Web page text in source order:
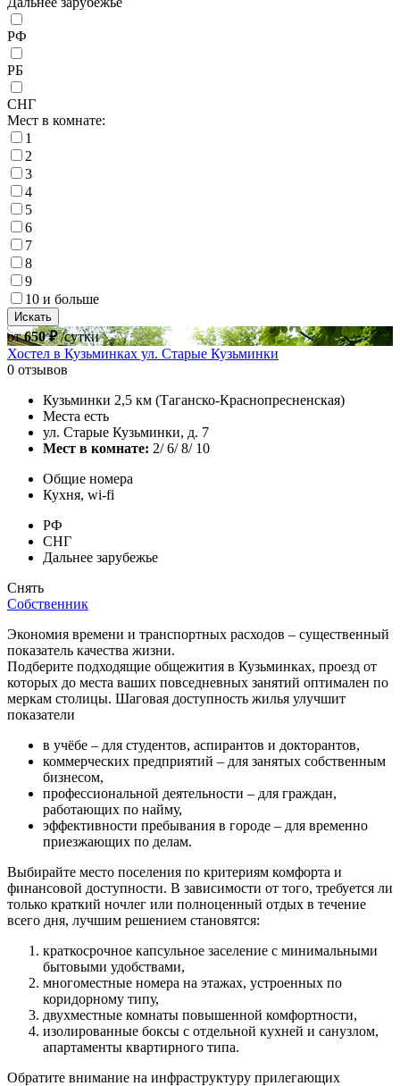
РФ
РБ
СНГ
Мест в комнате:
1
2
3
4
5
6
7
8
9
10 и больше
от650 ₽/сутки
Хостел в Кузьминках ул. Старые Кузьминки
0 отзывов
Кузьминки 2,5 км (Таганско-Краснопресненская)
Места есть
ул. Старые Кузьминки, д. 7
Мест в комнате: 2/ 6/ 8/ 10
Общие номера
Кухня, wi-fi
РФ
СНГ
Дальнее зарубежье
Снять
Собственник
Экономия времени и транспортных расходов – существенный
показатель качества жизни.
Подберите подходящие общежития в Кузьминках, проезд от
которых до места ваших повседневных занятий оптимален по
меркам столицы. Шаговая доступность жилья улучшит
показатели
в учёбе – для студентов, аспирантов и докторантов,
коммерческих предприятий – для занятых собственным
бизнесом,
профессиональной деятельности – для граждан,
работающих по найму,
эффективности пребывания в городе – для временно
приезжающих по делам.
Выбирайте место поселения по критериям комфорта и
финансовой доступности. В зависимости от того, требуется ли
только краткий ночлег или полноценный отдых в течение
всего дня, лучшим решением становятся:
краткосрочное капсульное заселение с минимальными
бытовыми удобствами,
многоместные номера на этажах, устроенных по
коридорному типу,
двухместные комнаты повышенной комфортности,
изолированные боксы с отдельной кухней и санузлом,
апартаменты квартирного типа.
Обратите внимание на инфраструктуру прилегающих